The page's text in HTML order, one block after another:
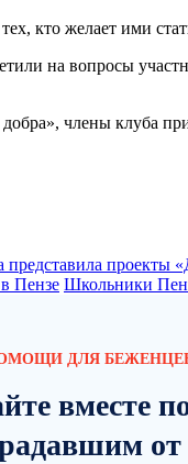
кто желает ими
на вопросы
члены клуба
представила проекты
Пензе Школьники
ДЛЯ
вместе